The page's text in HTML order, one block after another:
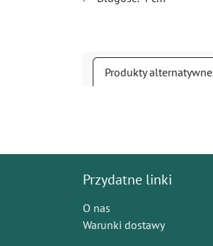
Produkty alternatywne
Przydatne linki
O nas
Warunki dostawy